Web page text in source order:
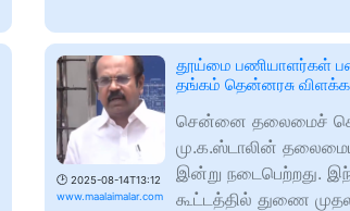
🕑 2025-08-14T13:12
www.maalaimalar.com
தூய்மை பணியாளர்கள்
தங்கம் தென்னரசு
சென்னை தலைமைச்
மு.க.ஸ்டாலின்
இன்று நடைபெற்றது.
கூட்டத்தில் துணை